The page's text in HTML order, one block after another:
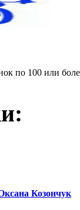
по 100 или
Козончук